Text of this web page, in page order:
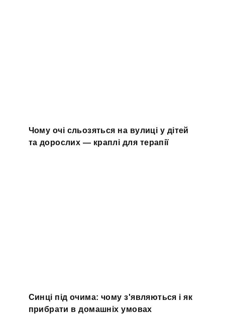
Чому очі сльозяться на вулиці у дітей
та дорослих — краплі для терапії
Синці під очима: чому з'являються і як
прибрати в домашніх умовах